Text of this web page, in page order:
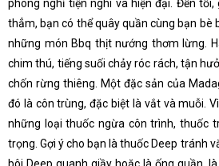
phòng nghỉ tiện nghi và hiện đại. Đến
thẳm, bạn có thể quây quần cùng bạn bè
những món Bbq thịt nướng thơm lừng.
chim thú, tiếng suối chảy róc rách, tận
chốn rừng thiêng. Một đặc sản của
đó là côn trùng, đặc biệt là vắt và muỗi.
những loại thuốc ngừa côn trình, thuốc
trọng. Gợi ý cho bạn là thuốc Deep tránh
bôi Deep quanh giầy hoặc là ống quần,